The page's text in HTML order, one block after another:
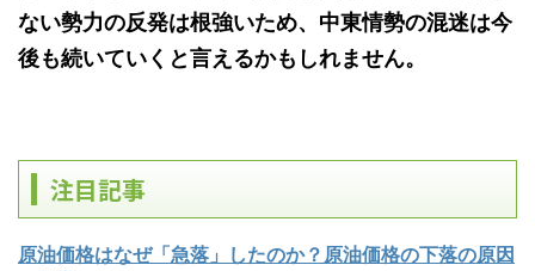
ない勢力の反発は根強いため、中東情勢の混迷は今
後も続いていくと言えるかもしれません。
注目記事
原油価格はなぜ「急落」したのか？原油価格の下落の原因